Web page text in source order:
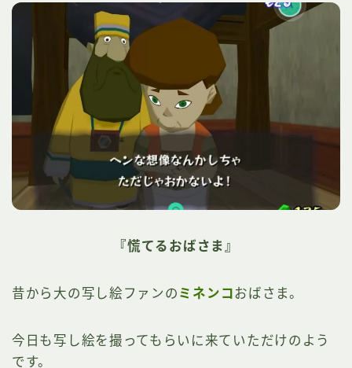
『慌てるおばさま』
昔から大の写し絵ファンの ミネンコおばさま。
今日も写し絵を撮ってもらいに来ていただけのよう
です。